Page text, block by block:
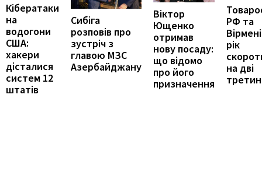
Кібератаки
на
водогони
США:
хакери
дісталися
систем 12
штатів
Сибіга
розповів про
зустріч з
главою МЗС
Азербайджану
Віктор
Ющенко
отримав
нову посаду:
що відомо
про його
призначення
РФ та
рік
на дві